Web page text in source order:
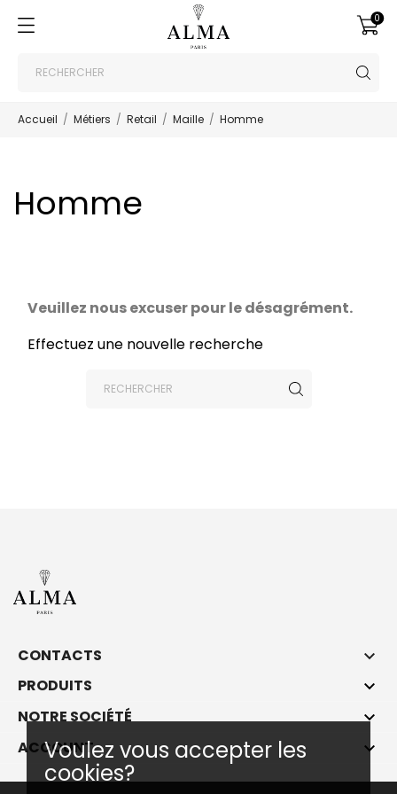
Voulez vous accepter les
cookies?
0
Accueil Métiers Retail Maille Homme
Homme
Veuillez nous excuser pour le désagrément.
Effectuez une nouvelle recherche
CONTACTS 
PRODUITS 
NOTRE SOCIÉTÉ 
ACCOUNT 